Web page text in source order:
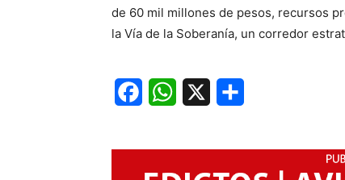
de 60 mil millones de pesos, recursos
la Vía de la Soberanía, un corredor
FacebookWhatsApp